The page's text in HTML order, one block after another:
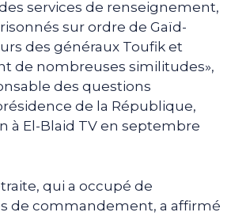
services de renseignement,
sur ordre de Gaïd-
des généraux Toufik et
de nombreuses similitudes»,
des questions
de la République,
à El-Blaid TV en septembre
qui a occupé de
de commandement, a affirmé